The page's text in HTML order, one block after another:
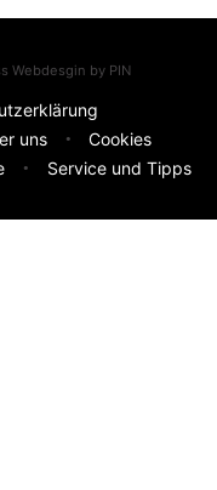
Webdesgin by PIN
uns
Cookies
Service und Tipps